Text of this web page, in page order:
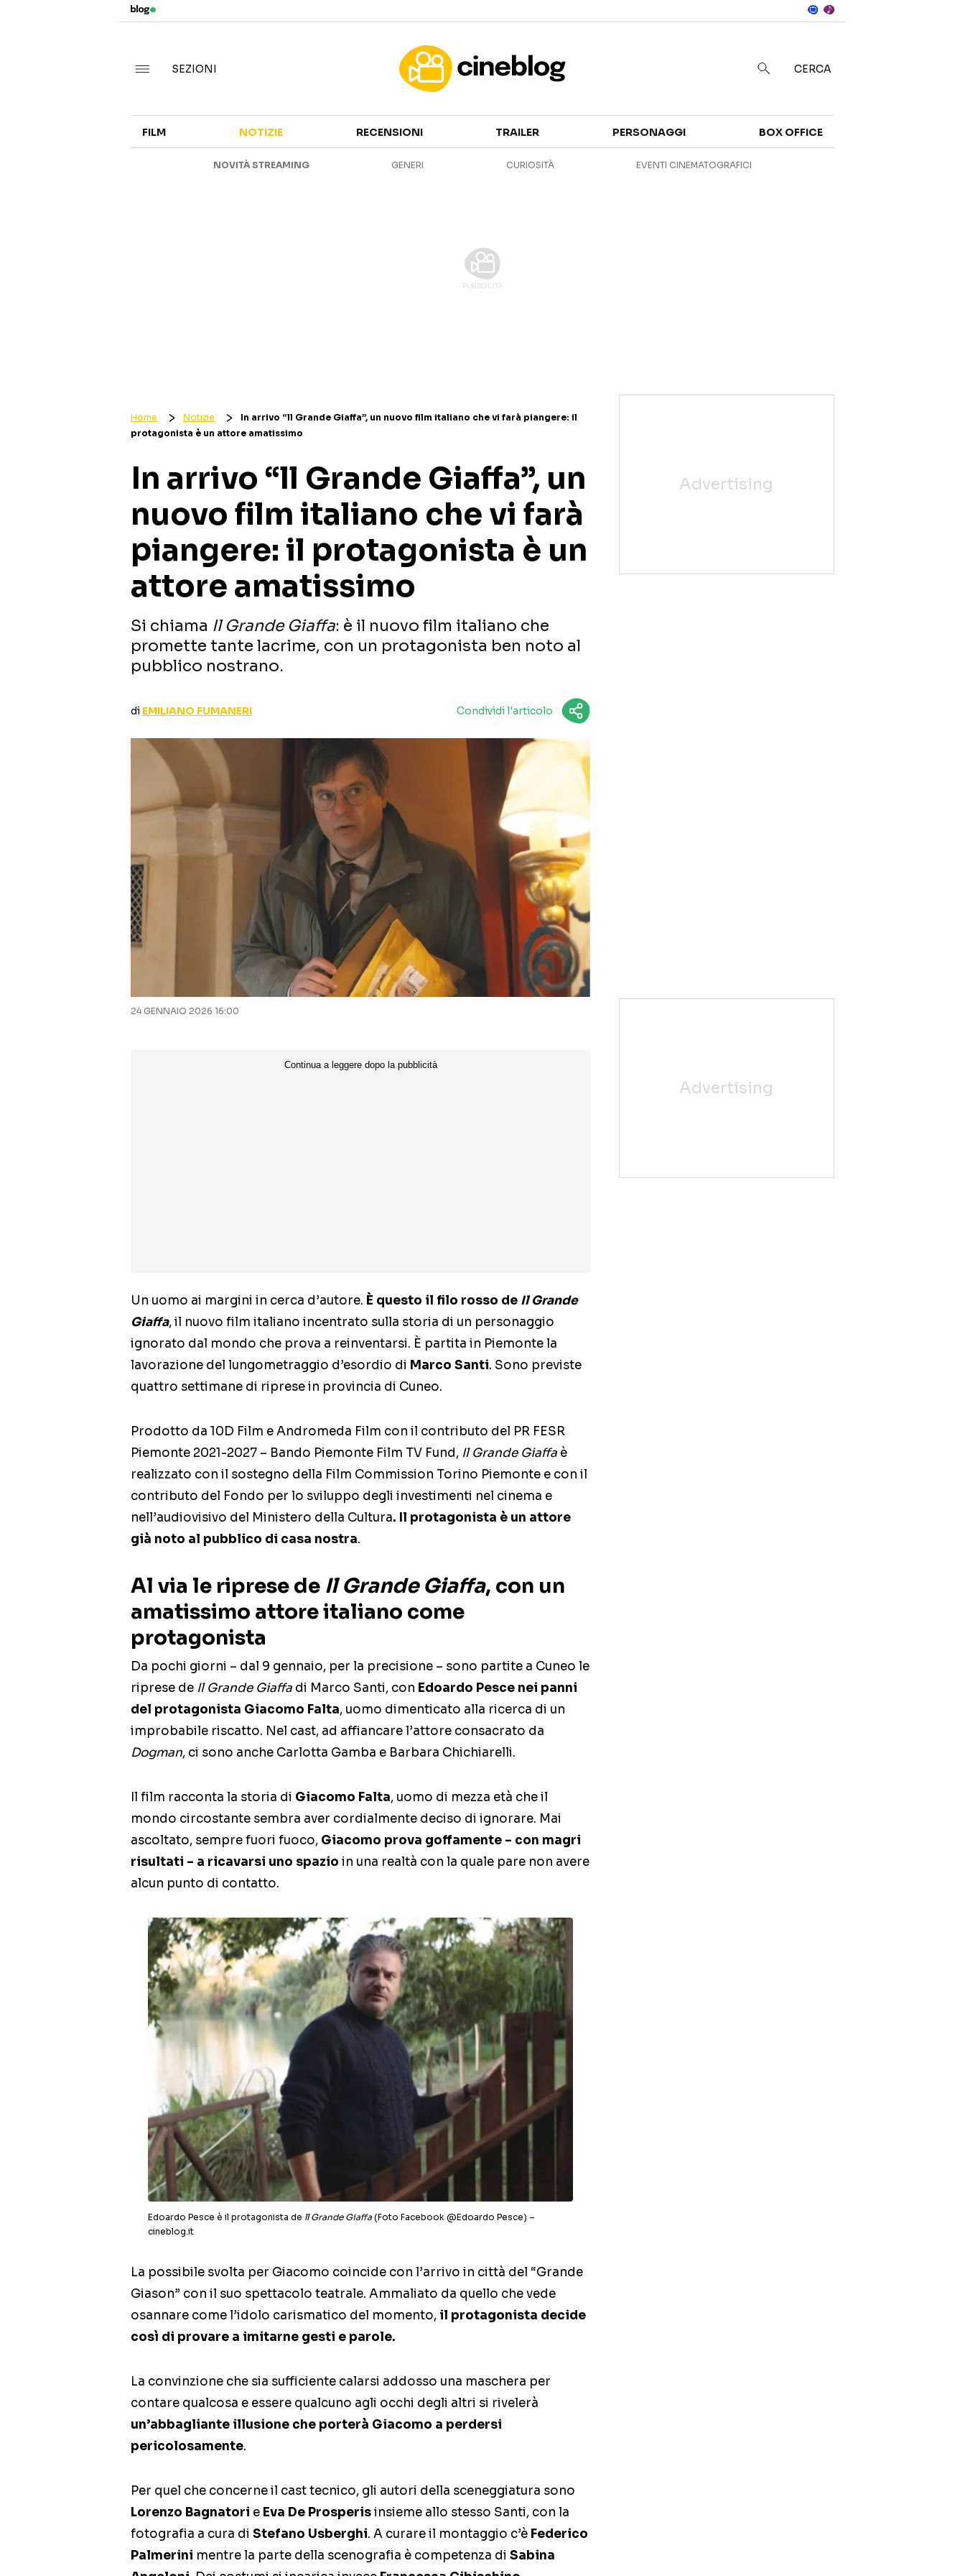
CANALI STREAMING
CURIOSITÀ
SEZIONI CERCA
FILM NOTIZIE RECENSIONI TRAILER PERSONAGGI BOX OFFICE
NOVITÀ STREAMING GENERI CURIOSITÀ EVENTI CINEMATOGRAFICI
Home Notizie
In arrivo “ll Grande Giaffa”, un nuovo film italiano che vi farà piangere: il
protagonista è un attore amatissimo
In arrivo “ll Grande Giaffa”, un
nuovo film italiano che vi farà
piangere: il protagonista è un
attore amatissimo
Si chiama Il Grande Giaffa: è il nuovo film italiano che
promette tante lacrime, con un protagonista ben noto al
pubblico nostrano.
di EMILIANO FUMANERI Condividi l'articolo
24 GENNAIO 2026 16:00
Un uomo ai margini in cerca d’autore. È questo il filo rosso de Il Grande
Giaffa, il nuovo film italiano incentrato sulla storia di un personaggio
ignorato dal mondo che prova a reinventarsi. È partita in Piemonte la
lavorazione del lungometraggio d’esordio di Marco Santi. Sono previste
quattro settimane di riprese in provincia di Cuneo.
Prodotto da 10D Film e Andromeda Film con il contributo del PR FESR
Piemonte 2021-2027 – Bando Piemonte Film TV Fund, Il Grande Giaffa è
realizzato con il sostegno della Film Commission Torino Piemonte e con il
contributo del Fondo per lo sviluppo degli investimenti nel cinema e
nell’audiovisivo del Ministero della Cultura. Il protagonista è un attore
già noto al pubblico di casa nostra.
Al via le riprese de Il Grande Giaffa, con un
amatissimo attore italiano come
protagonista
Da pochi giorni – dal 9 gennaio, per la precisione – sono partite a Cuneo le
riprese de Il Grande Giaffa di Marco Santi, con Edoardo Pesce nei panni
del protagonista Giacomo Falta, uomo dimenticato alla ricerca di un
improbabile riscatto. Nel cast, ad affiancare l’attore consacrato da
Dogman, ci sono anche Carlotta Gamba e Barbara Chichiarelli.
Il film racconta la storia di Giacomo Falta, uomo di mezza età che il
mondo circostante sembra aver cordialmente deciso di ignorare. Mai
ascoltato, sempre fuori fuoco, Giacomo prova goffamente – con magri
risultati – a ricavarsi uno spazio in una realtà con la quale pare non avere
alcun punto di contatto.
Edoardo Pesce è il protagonista de ll Grande Giaffa (Foto Facebook @Edoardo Pesce) –
cineblog.it
La possibile svolta per Giacomo coincide con l’arrivo in città del “Grande
Giason” con il suo spettacolo teatrale. Ammaliato da quello che vede
osannare come l’idolo carismatico del momento, il protagonista decide
così di provare a imitarne gesti e parole.
La convinzione che sia sufficiente calarsi addosso una maschera per
contare qualcosa e essere qualcuno agli occhi degli altri si rivelerà
un’abbagliante illusione che porterà Giacomo a perdersi
pericolosamente.
Per quel che concerne il cast tecnico, gli autori della sceneggiatura sono
Lorenzo Bagnatori e Eva De Prosperisinsieme allo stesso Santi, con la
fotografia a cura di Stefano Usberghi. A curare il montaggio c’è Federico
Palmerini mentre la parte della scenografia è competenza di Sabina